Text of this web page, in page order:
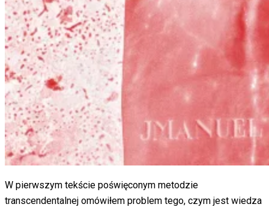
W pierwszym tekście poświęconym metodzie
transcendentalnej omówiłem problem tego, czym jest wiedza